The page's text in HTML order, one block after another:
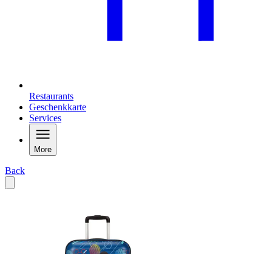
Restaurants
Geschenkkarte
Services
More
Back